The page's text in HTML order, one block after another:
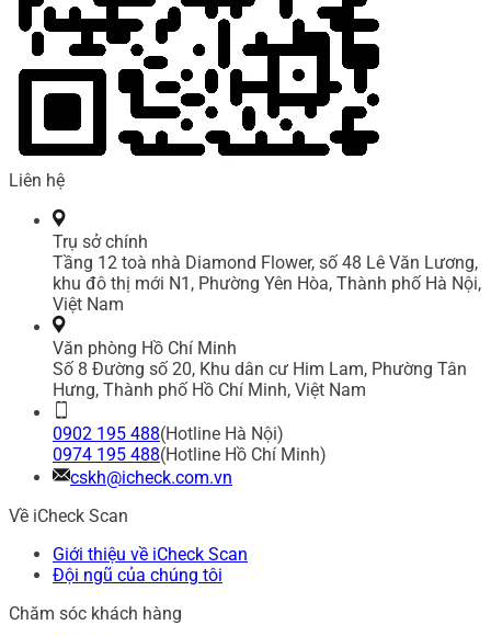
Liên hệ
Trụ sở chính
Tầng 12 toà nhà Diamond Flower, số 48 Lê Văn Lương,
khu đô thị mới N1, Phường Yên Hòa, Thành phố Hà Nội,
Việt Nam
Văn phòng Hồ Chí Minh
Số 8 Đường số 20, Khu dân cư Him Lam, Phường Tân
Hưng, Thành phố Hồ Chí Minh, Việt Nam
0902 195 488(Hotline Hà Nội)
0974 195 488(Hotline Hồ Chí Minh)
cskh@icheck.com.vn
Về iCheck Scan
Giới thiệu về iCheck Scan
Đội ngũ của chúng tôi
Chăm sóc khách hàng